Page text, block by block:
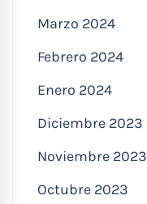
Marzo 2024
Febrero 2024
Enero 2024
Diciembre 2023
Noviembre 2023
Octubre 2023